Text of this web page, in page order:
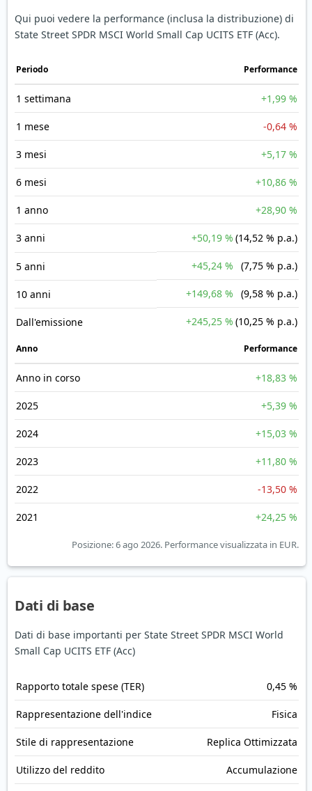
Qui puoi vedere la performance (inclusa la distribuzione) di
State Street SPDR MSCI World Small Cap UCITS ETF (Acc).
Periodo Performance
1 settimana +1,99 %
1 mese -0,64 %
3 mesi +5,17 %
6 mesi +10,86 %
1 anno +28,90 %
3 anni +50,19 % (14,52 % p.a.)
5 anni +45,24 % (7,75 % p.a.)
10 anni +149,68 % (9,58 % p.a.)
Dall'emissione +245,25 % (10,25 % p.a.)
Anno Performance
Anno in corso +18,83 %
2025 +5,39 %
2024 +15,03 %
2023 +11,80 %
2022 -13,50 %
2021 +24,25 %
Posizione: 6 ago 2026. Performance visualizzata in EUR.
Dati di base
Dati di base importanti per State Street SPDR MSCI World
Small Cap UCITS ETF (Acc)
Rapporto totale spese (TER) 0,45 %
Rappresentazione dell'indice Fisica
Stile di rappresentazione Replica Ottimizzata
Utilizzo del reddito Accumulazione